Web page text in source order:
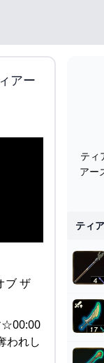
アー
☆00:00
われし
ティ
アー
ティ